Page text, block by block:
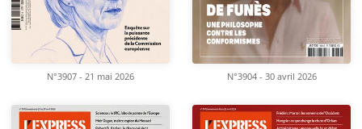
N°3907 - 21 mai 2026 N°3904 - 30 avril 2026